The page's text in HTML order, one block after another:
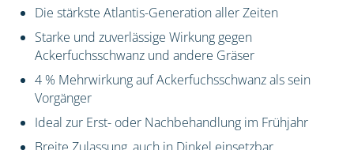
Die stärkste Atlantis-Generation aller Zeiten
Starke und zuverlässige Wirkung gegen
Ackerfuchsschwanz und andere Gräser
4 % Mehrwirkung auf Ackerfuchsschwanz als sein
Vorgänger
Ideal zur Erst- oder Nachbehandlung im Frühjahr